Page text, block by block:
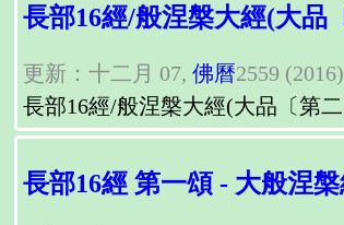
長部16經/般涅槃大經(大品
更新：十二月 07, 佛曆2559 (2016)
長部16經/般涅槃大經(大品〔第
長部16經 第一頌 - 大般涅